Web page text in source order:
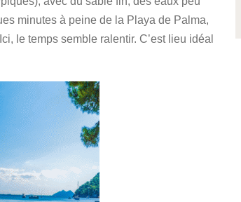
minutes à peine de la Playa de Palma,
le temps semble ralentir. C’est lieu idéal